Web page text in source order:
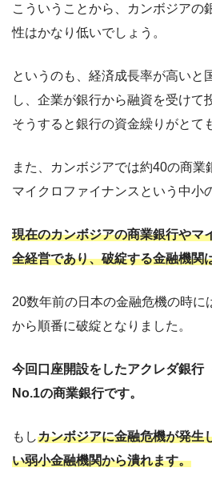
こういうことから、カンボジアの
性はかなり低いでしょう。
というのも、経済成長率が高いと
し、企業が銀行から融資を受けて
そうすると銀行の資金繰りがとて
また、カンボジアでは約40の商業
マイクロファイナンスという中小
現在のカンボジアの商業銀行やマ
全経営であり、破綻する金融機関
20数年前の日本の金融危機の時に
から順番に破綻となりました。
今回口座開設をしたアクレダ銀行
No.1の商業銀行です。
もしカンボジアに金融危機が発生
い弱小金融機関から潰れます。